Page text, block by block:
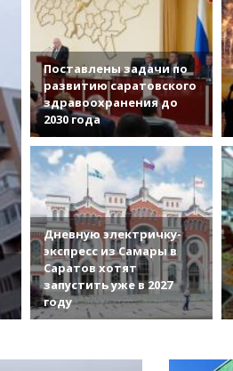
Поставлены задачи по
развитию саратовского
здравоохранения до
2030 года
Дневную электричку-
экспресс из Самары в
Саратов хотят
запустить уже в 2027
году